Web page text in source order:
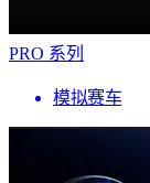
PRO 系列
模拟赛车